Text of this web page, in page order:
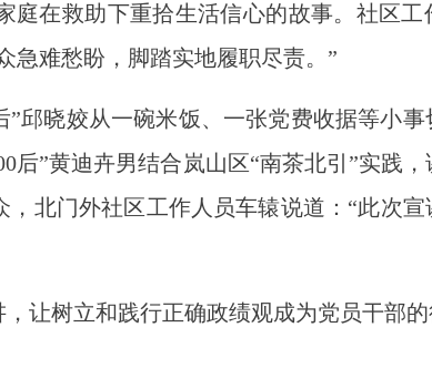
在救助下重拾生活信心的故事。社区工
急难愁盼，脚踏实地履职尽责。”
晓姣从一碗米饭、一张党费收据等小事
后”黄迪卉男结合岚山区“南茶北引”实践
北门外社区工作人员车辕说道：“此次宣
树立和践行正确政绩观成为党员干部的